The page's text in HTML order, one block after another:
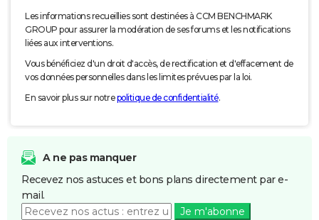
Les informations recueillies sont destinées à CCM BENCHMARK
GROUP pour assurer la modération de ses forums et les notifications
liées aux interventions.
Vous bénéficiez d'un droit d'accès, de rectification et d'effacement de
vos données personnelles dans les limites prévues par la loi.
En savoir plus sur notrepolitique de confidentialité.
A ne pas manquer
Recevez nos astuces et bons plans directement par e-
mail.
Je m'abonne